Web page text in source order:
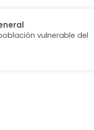
vulnerable del